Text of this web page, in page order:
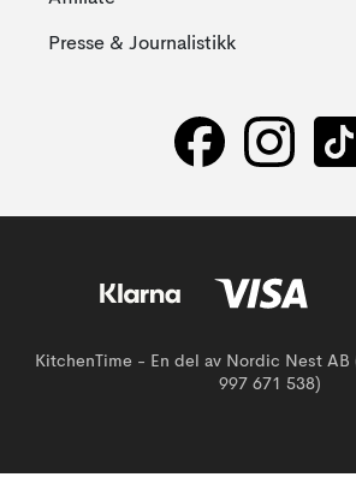
Presse & Journalistikk
KitchenTime - En del av Nordic Nest
997 671 538)